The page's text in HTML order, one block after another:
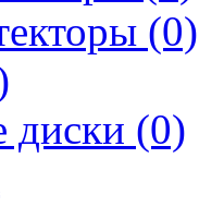
(0)
диски (0)